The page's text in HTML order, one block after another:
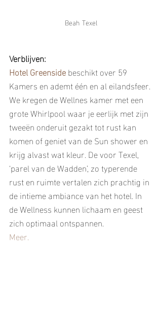
Beah Texel
Verblijven:
Hotel Greensidebeschikt over 59
Kamers en ademt één en al eilandsfeer.
We kregen de Wellnes kamer met een
grote Whirlpool waar je eerlijk met zijn
tweeën onderuit gezakt tot rust kan
komen of geniet van de Sun shower en
krijg alvast wat kleur. De voor Texel,
‘parel van de Wadden’, zo typerende
rust en ruimte vertalen zich prachtig in
de intieme ambiance van het hotel. In
de Wellness kunnen lichaam en geest
zich optimaal ontspannen.
Meer.